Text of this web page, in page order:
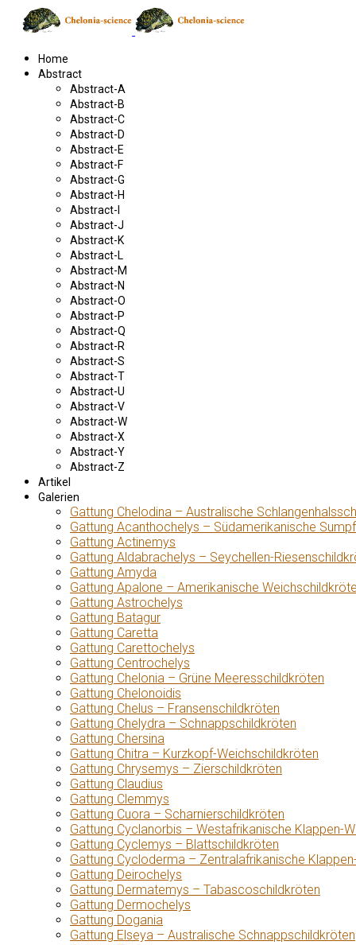
Home
Abstract
Abstract-A
Abstract-B
Abstract-C
Abstract-D
Abstract-E
Abstract-F
Abstract-G
Abstract-H
Abstract-I
Abstract-J
Abstract-K
Abstract-L
Abstract-M
Abstract-N
Abstract-O
Abstract-P
Abstract-Q
Abstract-R
Abstract-S
Abstract-T
Abstract-U
Abstract-V
Abstract-W
Abstract-X
Abstract-Y
Abstract-Z
Artikel
Galerien
Gattung Chelodina – Australische
Gattung Acanthochelys – Südamerikanische
Gattung Actinemys
Gattung Aldabrachelys – Seychellen-
Gattung Amyda
Gattung Apalone – Amerikanische
Gattung Astrochelys
Gattung Batagur
Gattung Caretta
Gattung Carettochelys
Gattung Centrochelys
Gattung Chelonia – Grüne Meeresschildkröten
Gattung Chelonoidis
Gattung Chelus – Fransenschildkröten
Gattung Chelydra – Schnappschildkröten
Gattung Chersina
Gattung Chitra – Kurzkopf-Weichschildkröten
Gattung Chrysemys – Zierschildkröten
Gattung Claudius
Gattung Clemmys
Gattung Cuora – Scharnierschildkröten
Gattung Cyclanorbis – Westafrikanische Klappen-
Gattung Cyclemys – Blattschildkröten
Gattung Cycloderma – Zentralafrikanische
Gattung Deirochelys
Gattung Dermatemys – Tabascoschildkröten
Gattung Dermochelys
Gattung Dogania
Gattung Elseya – Australische Schnappschildkröten